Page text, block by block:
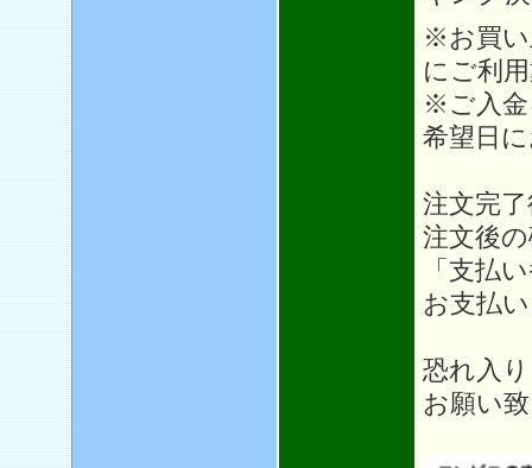
※お買い
にご利
※ご入金
希望日
注文完
注文後
「支払
お支払
恐れ入
お願い